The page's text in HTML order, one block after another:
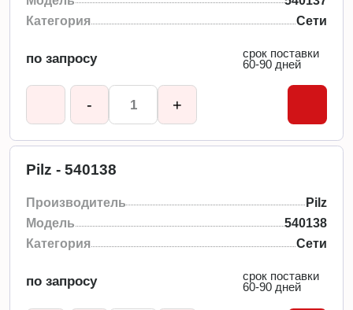
Категория
Сети
по запросу
срок поставки
60-90 дней
- +
Pilz - 540138
Производитель
Pilz
Модель
540138
Категория
Сети
по запросу
срок поставки
60-90 дней